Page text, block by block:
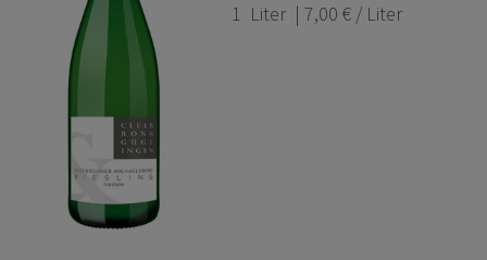
1 Liter | 7,00 € / Liter